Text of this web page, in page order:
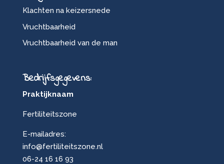
Klachten na keizersnede
Vruchtbaarheid
Vruchtbaarheid van de man
Bedrijfsgegevens:
Praktijknaam
Fertiliteitszone
E-mailadres:
info@fertiliteitszone.nl
06-24 16 16 93